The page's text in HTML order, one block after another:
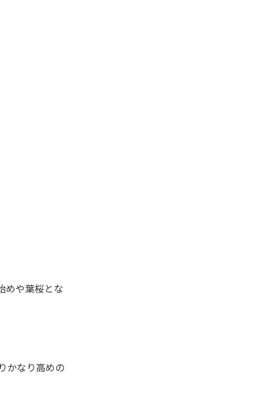
めや葉桜とな
かなり高めの